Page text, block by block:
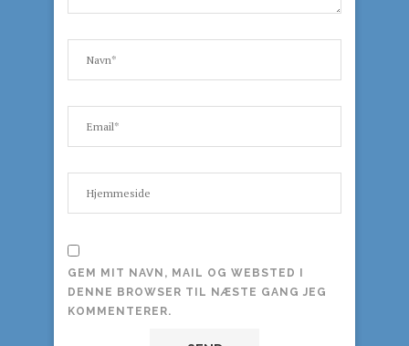
GEM MIT NAVN, MAIL OG WEBSTED I
DENNE BROWSER TIL NÆSTE GANG JEG
KOMMENTERER.